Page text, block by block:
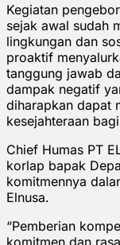
Kegiatan
sejak awal sudah
lingkungan dan
proaktif
tanggung jawab
dampak negatif
diharapkan dapat
kesejahteraan
Chief Humas PT
korlap bapak
komitmennya
Elnusa.
“Pemberian
komitmen dan